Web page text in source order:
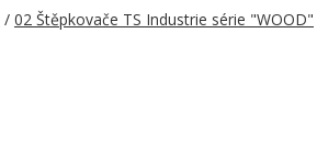
/ 02 Štěpkovače TS Industrie série "WOOD"